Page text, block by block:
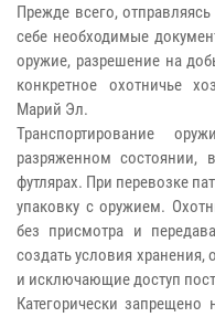
Прежде всего,
себе необходимые
оружие, разрешение на
конкретное охотничье
Марий Эл.
Транспортирование
разряженном состоянии,
футлярах. При перевозке
упаковку с оружием.
без присмотра и
создать условия
и исключающие доступ
Категорически